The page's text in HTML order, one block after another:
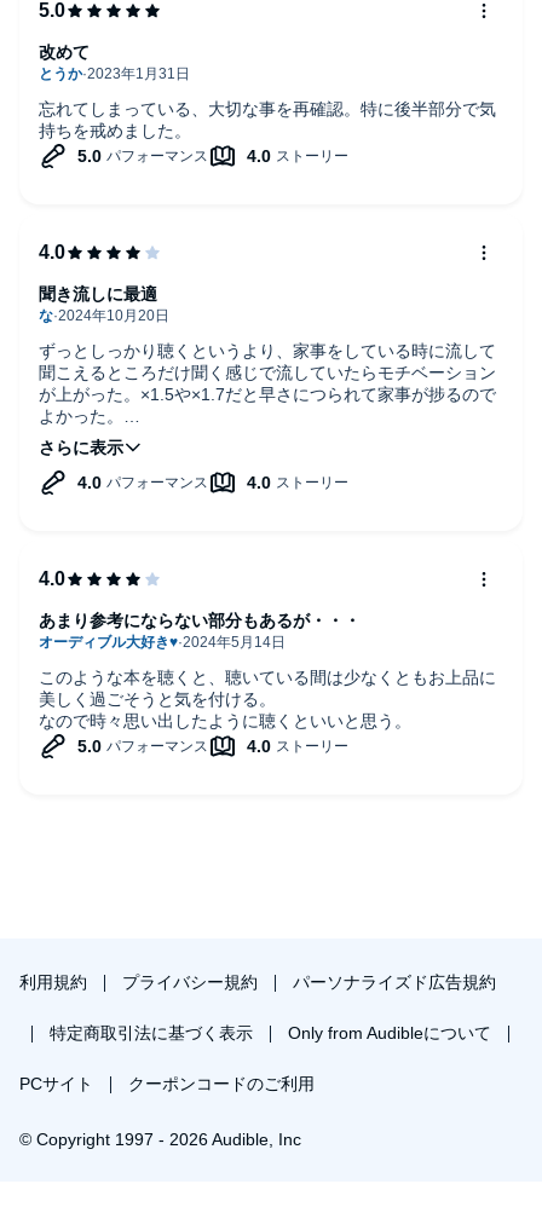
忘れてしまっている、大切な事を再確認。特に後半部分で気
持ちを戒めました。
改めて
ずっとしっかり聴くというより、家事をしている時に流して
聞こえるところだけ聞く感じで流していたらモチベーション
が上がった。×1.5や×1.7だと早さにつられて家事が捗るので
よかった。
こういった自己啓発本の中では内容が比較的深く、面白かっ
た。またしばらくしたら聞き返したいと思った。
聞き流しに最適
このような本を聴くと、聴いている間は少なくともお上品に
美しく過ごそうと気を付ける。
なので時々思い出したように聴くといいと思う。
あまり参考にならない部分もあるが・・・
利用規約 プライバシー規約 パーソナライズド広告規約
特定商取引法に基づく表示 Only from Audibleについて
PCサイト クーポンコードのご利用
© Copyright 1997 - 2026 Audible, Inc